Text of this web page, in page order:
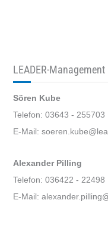
LEADER-Management
Sören Kube
Telefon: 03643 - 255703
E-Mail:
Alexander Pilling
Telefon: 036422 - 22498
E-Mail: